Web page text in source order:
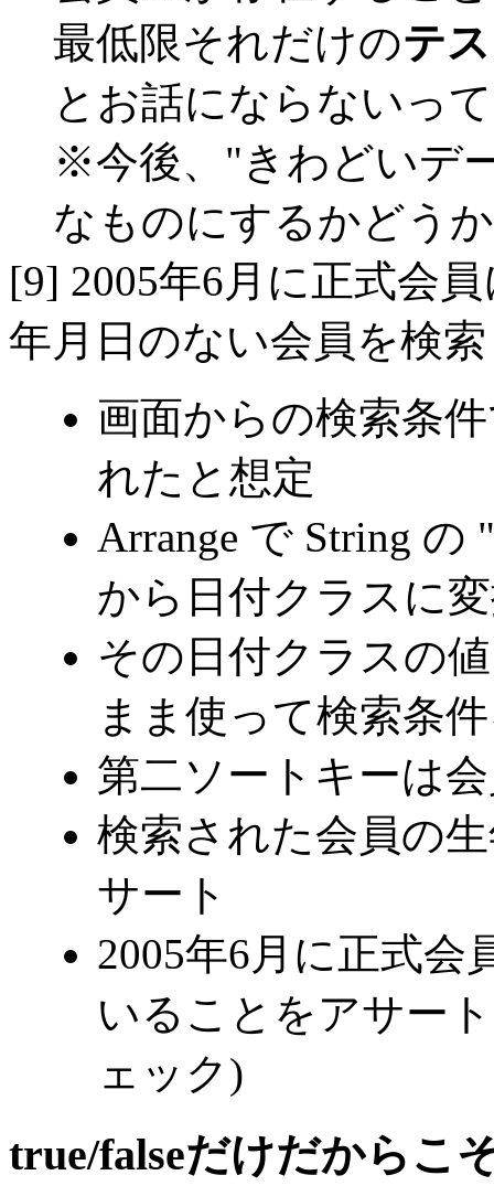
最低限それだけのテ
とお話にならないっ
※今後、"きわどいデ
なものにするかどう
[9] 2005年6月に正式会
年月日のない会員を検索
画面からの検索条
れたと想定
Arrange で String の
から日付クラスに
その日付クラスの
まま使って検索条
第二ソートキーは
検索された会員の
サート
2005年6月に正式会
いることをアサー
ェック)
true/falseだけだからこ